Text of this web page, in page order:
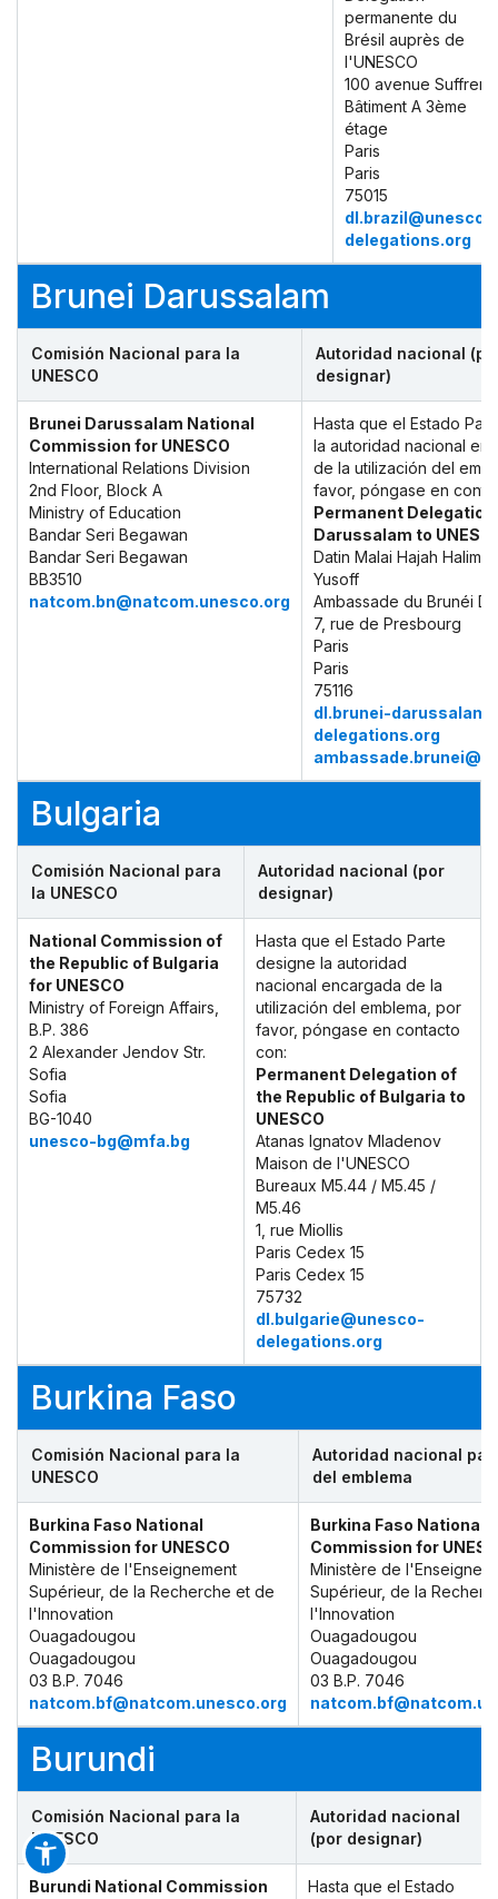
permanente du
Brésil auprès de
l'UNESCO
100 avenue Suffren
Bâtiment A 3ème
étage
Paris
Paris
75015
dl.brazil@unesco-
delegations.org
Brunei Darussalam
Comisión Nacional para la
UNESCO
Autoridad nacional
designar)
Brunei Darussalam National
Commission for UNESCO
International Relations Division
2nd Floor, Block A
Ministry of Education
Bandar Seri Begawan
Bandar Seri Begawan
BB3510
natcom.bn@natcom.unesco.org
Hasta que el Estado
la autoridad nacional
de la utilización del
favor, póngase en
Permanent Delegation
Darussalam to
Datin Malai Hajah
Yusoff
Ambassade du Brunéi
7, rue de Presbourg
Paris
Paris
75116
dl.brunei-
delegations.org
Bulgaria
Comisión Nacional para
la UNESCO
Autoridad nacional (por
designar)
National Commission of
the Republic of Bulgaria
for UNESCO
Ministry of Foreign Affairs,
B.P. 386
2 Alexander Jendov Str.
Sofia
Sofia
BG-1040
unesco-bg@mfa.bg
Hasta que el Estado Parte
designe la autoridad
nacional encargada de la
utilización del emblema, por
favor, póngase en contacto
con:
Permanent Delegation of
the Republic of Bulgaria to
UNESCO
Atanas Ignatov Mladenov
Maison de l'UNESCO
Bureaux M5.44 / M5.45 /
M5.46
1, rue Miollis
Paris Cedex 15
Paris Cedex 15
75732
dl.bulgarie@unesco-
delegations.org
Burkina Faso
Comisión Nacional para la
UNESCO
Autoridad nacional
del emblema
Burkina Faso National
Commission for UNESCO
Ministère de l'Enseignement
Supérieur, de la Recherche et de
l'Innovation
Ouagadougou
Ouagadougou
03 B.P. 7046
natcom.bf@natcom.unesco.org
Burkina Faso National
Commission for
Ministère de
Supérieur, de la
l'Innovation
Ouagadougou
Ouagadougou
03 B.P. 7046
Burundi
Comisión Nacional para la
UNESCO
Autoridad nacional
(por designar)
Burundi National Commission Hasta que el Estado